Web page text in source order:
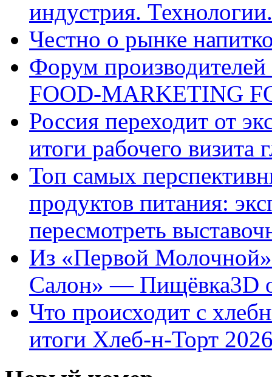
индустрия.
Честно о рынке
Форум
FOOD-MARKETING
Россия переходит от
итоги рабочего
Топ самых
продуктов питания:
пересмотреть
Из «Первой
Салон» — Пищёвка3D
Что происходит с
итоги Хлеб-н-Торт